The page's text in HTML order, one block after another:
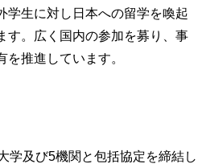
学生に対し日本への留学を喚起
す。広く国内の参加を募り、事
推進しています。
学及び5機関と包括協定を締結し